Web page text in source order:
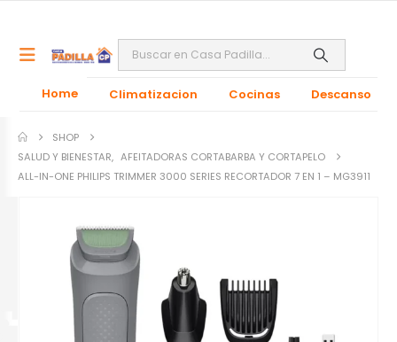
Home Climatizacion Cocinas Descanso
SHOP
SALUD Y BIENESTAR, AFEITADORAS CORTABARBA Y CORTAPELO
ALL-IN-ONE PHILIPS TRIMMER 3000 SERIES RECORTADOR 7 EN 1 – MG3911